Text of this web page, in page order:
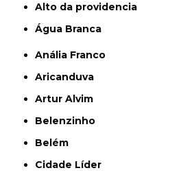
alto da providencia
Água Branca
Anália Franco
Aricanduva
Artur Alvim
Belenzinho
Belém
Cidade Líder